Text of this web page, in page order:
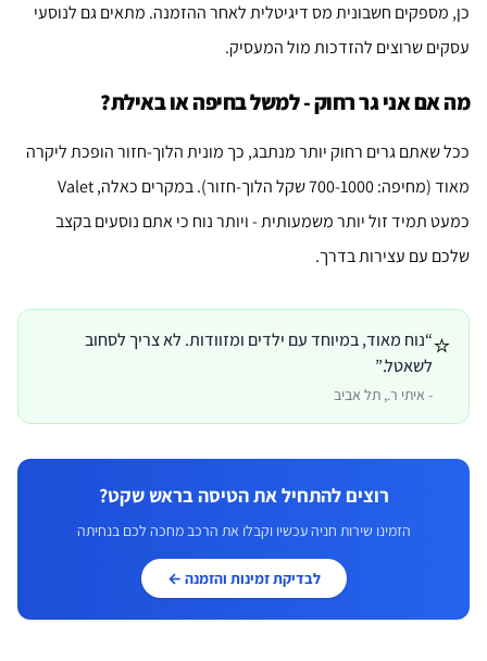
כן, מספקים חשבונית מס דיגיטלית לאחר ההזמנה. מתאים גם לנוסעי
עסקים שרוצים להזדכות מול המעסיק.
מה אם אני גר רחוק - למשל בחיפה או באילת?
ככל שאתם גרים רחוק יותר מנתבג, כך מונית הלוך-חזור הופכת ליקרה
מאוד (מחיפה: 700-1000 שקל הלוך-חזור). במקרים כאלה, Valet
כמעט תמיד זול יותר משמעותית - ויותר נוח כי אתם נוסעים בקצב
שלכם עם עצירות בדרך.
⭐
“נוח מאוד, במיוחד עם ילדים ומזוודות. לא צריך לסחוב
לשאטל.”
- איתי ר., תל אביב
רוצים להתחיל את הטיסה בראש שקט?
הזמינו שירות חניה עכשיו וקבלו את הרכב מחכה לכם בנחיתה
לבדיקת זמינות והזמנה ←